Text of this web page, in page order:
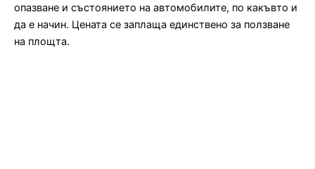
опазване и състоянието на автомобилите, по какъвто и
да е начин. Цената се заплаща единствено за ползване
на площта.